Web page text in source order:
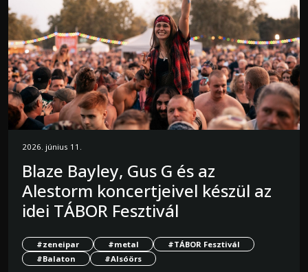
2026. június 11.
Blaze Bayley, Gus G és az
Alestorm koncertjeivel készül az
idei TÁBOR Fesztivál
#zeneipar #metal
#TÁBOR Fesztivál
#Balaton
#Alsóörs